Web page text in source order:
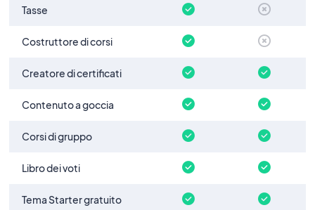
Tasse
Costruttore di corsi
Creatore di certificati
Contenuto a goccia
Corsi di gruppo
Libro dei voti
Tema Starter gratuito